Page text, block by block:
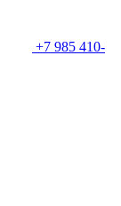
+7 985 410-